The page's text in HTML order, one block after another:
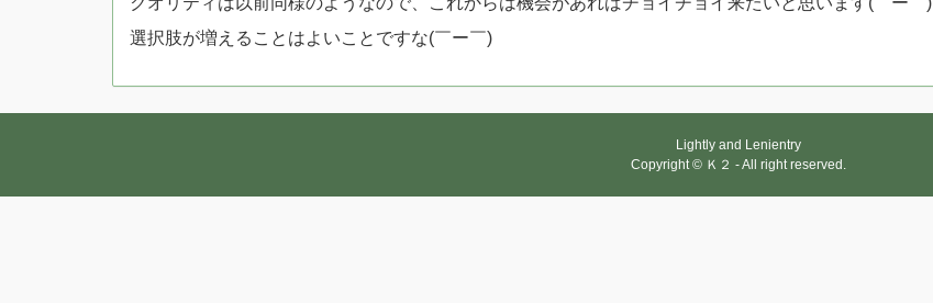
選択肢が増えることはよいことですな(￣ー￣)
Lightly and Lenientry
Copyright © Ｋ２ - All right reserved.